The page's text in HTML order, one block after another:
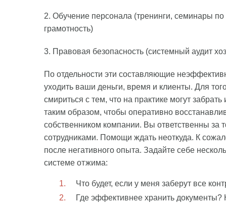
2. Обучение персонала (тренинги, семинары
грамотность)
3. Правовая безопасность (системный аудит
По отдельности эти составляющие
уходить ваши деньги, время и клиенты. Для
смириться с тем, что на практике могут
таким образом, чтобы оперативно
собственником компании. Вы ответственны за
сотрудниками. Помощи ждать неоткуда. К
после негативного опыта. Задайте себе
системе отжима:
Что будет, если у меня заберут все
Где эффективнее хранить документы?